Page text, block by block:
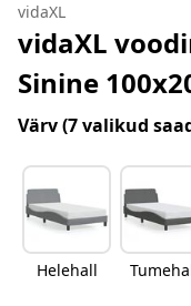
vidaXL
vidaXL
Sinine
Värv(7 valikud
Helehall